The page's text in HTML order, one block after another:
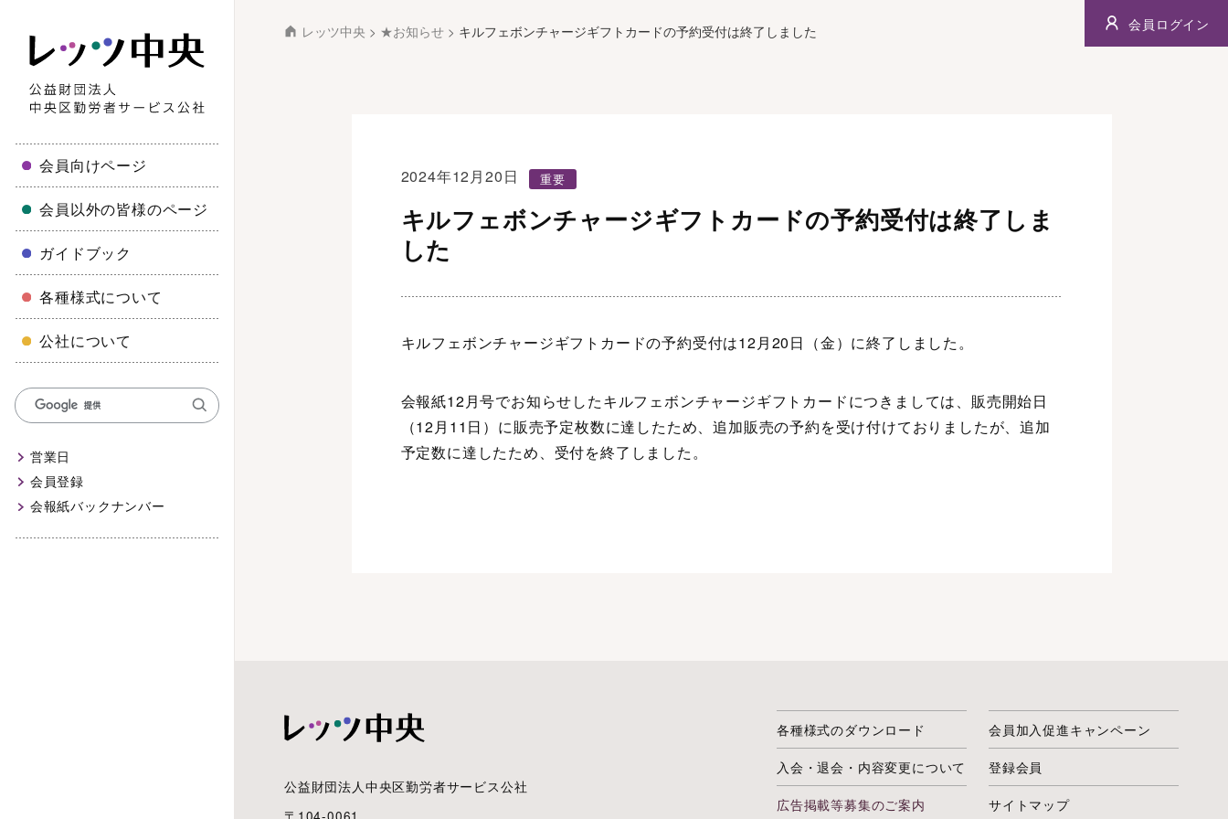
会員向けページ
会員以外の皆様のページ
ガイドブック
各種様式について
公社について
営業日
会員登録
会報紙バックナンバー
会員ログイン
レッツ中央 > ★お知らせ > キルフェボンチャージギフトカードの予約受付は終了しました
2024年12月20日 重要
キルフェボンチャージギフトカードの予約受付は終了しま
した
キルフェボンチャージギフトカードの予約受付は12月20日（金）に終了しました。
会報紙12月号でお知らせしたキルフェボンチャージギフトカードにつきましては、販売開始日
（12月11日）に販売予定枚数に達したため、追加販売の予約を受け付けておりましたが、追加
予定数に達したため、受付を終了しました。
公益財団法人中央区勤労者サービス公社
〒104-0061
各種様式のダウンロード
入会・退会・内容変更について
広告掲載等募集のご案内
会員加入促進キャンペーン
登録会員
サイトマップ